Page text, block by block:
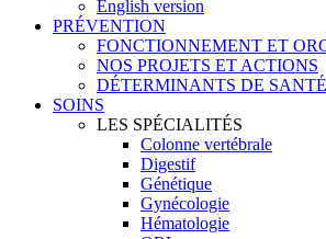
English version
PRÉVENTION
FONCTIONNEMENT ET
NOS PROJETS ET ACTIONS
DÉTERMINANTS DE SANTÉ
SOINS
LES SPÉCIALITÉS
Colonne vertébrale
Digestif
Génétique
Gynécologie
Hématologie